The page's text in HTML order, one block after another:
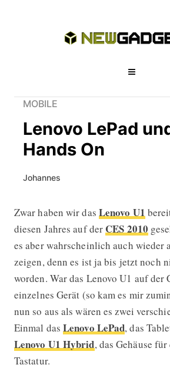
MOBILE
Lenovo LePad
Hands On
Johannes
Lenovo LePad und U1
Zwar haben wir das Lenovo U1
diesen Jahres auf der CES 2010
es aber wahrscheinlich auch wieder
zeigen, denn es ist ja bis jetzt noch
worden. War das Lenovo U1 auf der
einzelnes Gerät (so kam es mir
nun so aus als wären es zwei
Einmal dasLenovo LePad, das
Lenovo U1 Hybrid, das Gehäuse
Tastatur.